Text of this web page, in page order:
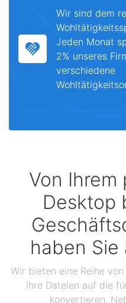
Wir sind dem
Jeden Monat
2% unseres
verschiedene
Von Ihrem
Desktop
haben
Wir bieten eine Reihe
Ihre Dateien auf die
konvertieren.